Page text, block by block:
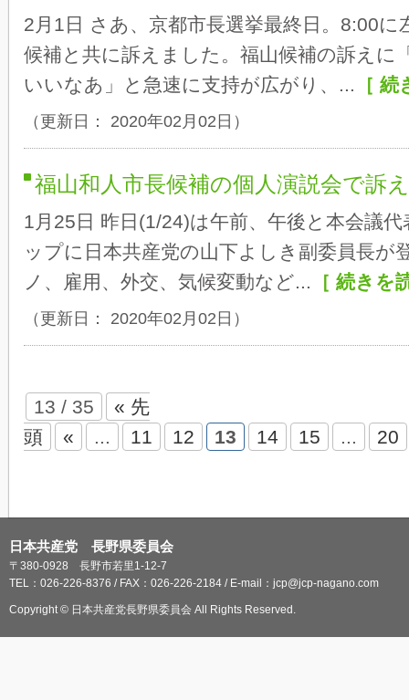
2月1日 さあ、京都市長選挙最終日。8:00に
候補と共に訴えました。福山候補の訴えに
いいなあ」と急速に支持が広がり、... ［
（更新日： 2020年02月02日）
福山和人市長候補の個人演説会で訴
1月25日 昨日(1/24)は午前、午後と本会議
ップに日本共産党の山下よしき副委員長が
ノ、雇用、外交、気候変動など... ［ 続きを
（更新日： 2020年02月02日）
13 / 35
« 先
頭
« ... 11 12 13 14 15 ... 20
日本共産党 長野県委員会
〒380-0928 長野市若里1-12-7
TEL：026-226-8376 / FAX：026-226-2184 / E-mail：jcp@jcp-nagano.com
Copyright © 日本共産党長野県委員会 All Rights Reserved.